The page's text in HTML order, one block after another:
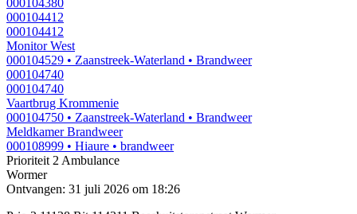
000104380
000104412
000104412
Monitor West
000104529 • Zaanstreek-Waterland • Brandweer
000104740
000104740
Vaartbrug Krommenie
000104750 • Zaanstreek-Waterland • Brandweer
Meldkamer Brandweer
000108999 • Hiaure • brandweer
Prioriteit 2Ambulance
Wormer
Ontvangen: 31 juli 2026 om 18:26